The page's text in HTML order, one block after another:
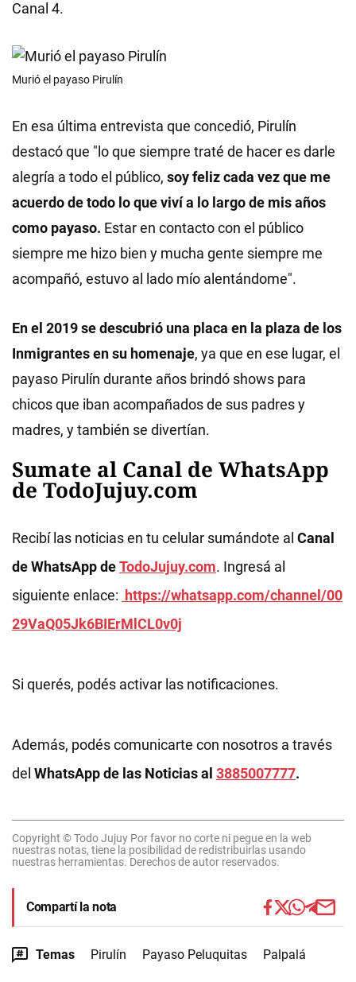
Canal 4.
Murió el payaso Pirulín
En esa última entrevista que concedió, Pirulín
destacó que "lo que siempre traté de hacer es darle
alegría a todo el público, soy feliz cada vez que me
acuerdo de todo lo que viví a lo largo de mis años
como payaso. Estar en contacto con el público
siempre me hizo bien y mucha gente siempre me
acompañó, estuvo al lado mío alentándome".
En el 2019 se descubrió una placa en la plaza de los
Inmigrantes en su homenaje, ya que en ese lugar, el
payaso Pirulín durante años brindó shows para
chicos que iban acompañados de sus padres y
madres, y también se divertían.
Sumate al Canal de WhatsApp
de TodoJujuy.com
Recibí las noticias en tu celular sumándote al Canal
de WhatsApp deTodoJujuy.com. Ingresá al
siguiente enlace: https://whatsapp.com/channel/00
29VaQ05Jk6BIErMlCL0v0j
Si querés, podés activar las notificaciones.
Además, podés comunicarte con nosotros a través
del WhatsApp de las Noticias al 3885007777.
Copyright © Todo Jujuy Por favor no corte ni pegue en la web
nuestras notas, tiene la posibilidad de redistribuirlas usando
nuestras herramientas. Derechos de autor reservados.
Compartí la nota
Temas Pirulín Payaso Peluquitas Palpalá